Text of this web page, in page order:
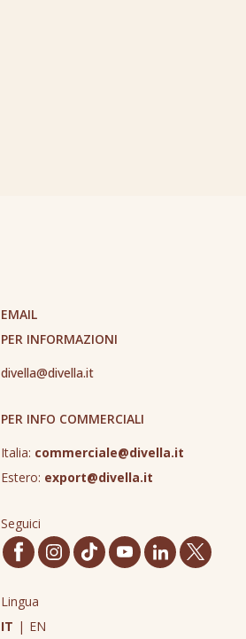
EMAIL
PER INFORMAZIONI
divella@divella.it
PER INFO COMMERCIALI
Italia: commerciale@divella.it
Estero: export@divella.it
Seguici
Lingua
IT | EN